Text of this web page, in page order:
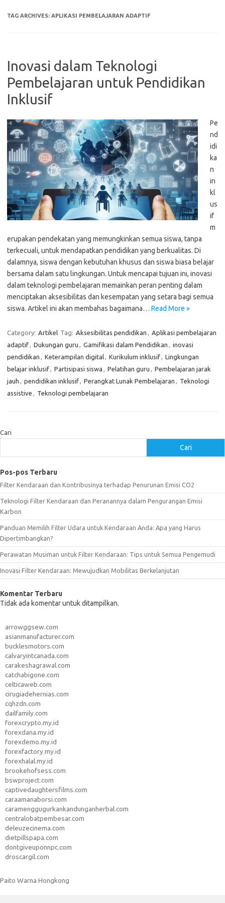
TAG ARCHIVES: APLIKASI PEMBELAJARAN ADAPTIF
Inovasi dalam Teknologi
Pembelajaran untuk Pendidikan
Inklusif
Pe
nd
idi
ka
n
in
kl
us
if
m
erupakan pendekatan yang memungkinkan semua siswa, tanpa
terkecuali, untuk mendapatkan pendidikan yang berkualitas. Di
dalamnya, siswa dengan kebutuhan khusus dan siswa biasa belajar
bersama dalam satu lingkungan. Untuk mencapai tujuan ini, inovasi
dalam teknologi pembelajaran memainkan peran penting dalam
menciptakan aksesibilitas dan kesempatan yang setara bagi semua
siswa. Artikel ini akan membahas bagaimana… Read More »
Category: Artikel Tag: Aksesibilitas pendidikan , Aplikasi pembelajaran
adaptif, Dukungan guru , Gamifikasi dalam Pendidikan , inovasi
pendidikan , Keterampilan digital, Kurikulum inklusif, Lingkungan
belajar inklusif, Partisipasi siswa , Pelatihan guru , Pembelajaran jarak
jauh , pendidikan inklusif, Perangkat Lunak Pembelajaran , Teknologi
assistive , Teknologi pembelajaran
Cari
Cari
Pos-pos Terbaru
Filter Kendaraan dan Kontribusinya terhadap Penurunan Emisi CO2
Teknologi Filter Kendaraan dan Peranannya dalam Pengurangan Emisi
Karbon
Panduan Memilih Filter Udara untuk Kendaraan Anda: Apa yang Harus
Dipertimbangkan?
Perawatan Musiman untuk Filter Kendaraan: Tips untuk Semua Pengemudi
Inovasi Filter Kendaraan: Mewujudkan Mobilitas Berkelanjutan
Komentar Terbaru
Tidak ada komentar untuk ditampilkan.
arrowggsew.com
asianmanufacturer.com
bucklesmotors.com
calvaryintcanada.com
carakeshagrawal.com
catchabigone.com
celticaweb.com
cirugiadehernias.com
cqhzdn.com
dailfamily.com
forexcrypto.my.id
forexdana.my.id
forexdemo.my.id
forexfactory.my.id
forexhalal.my.id
brookehofsess.com
bswproject.com
captivedaughtersfilms.com
caraamanaborsi.com
caramenggugurkankandunganherbal.com
centralobatpembesar.com
deleuzecinema.com
dietpillspapa.com
dontgiveuponnpc.com
droscargil.com
Paito Warna Hongkong